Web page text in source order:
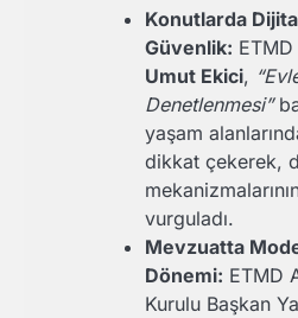
Konutlarda
Güvenlik:
Umut Ekici,
Denetlenmesi”
yaşam
dikkat çekerek,
vurguladı.
Mevzuatta
Dönemi: ETMD
Kurulu Başkan